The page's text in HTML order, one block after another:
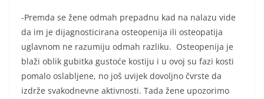
-Premda se žene odmah prepadnu kad na nalazu vide
da im je dijagnosticirana osteopenija ili osteopatija
uglavnom ne razumiju odmah razliku. Osteopenija je
blaži oblik gubitka gustoće kostiju i u ovoj su fazi kosti
pomalo oslabljene, no još uvijek dovoljno čvrste da
izdrže svakodnevne aktivnosti. Tada žene upozorimo